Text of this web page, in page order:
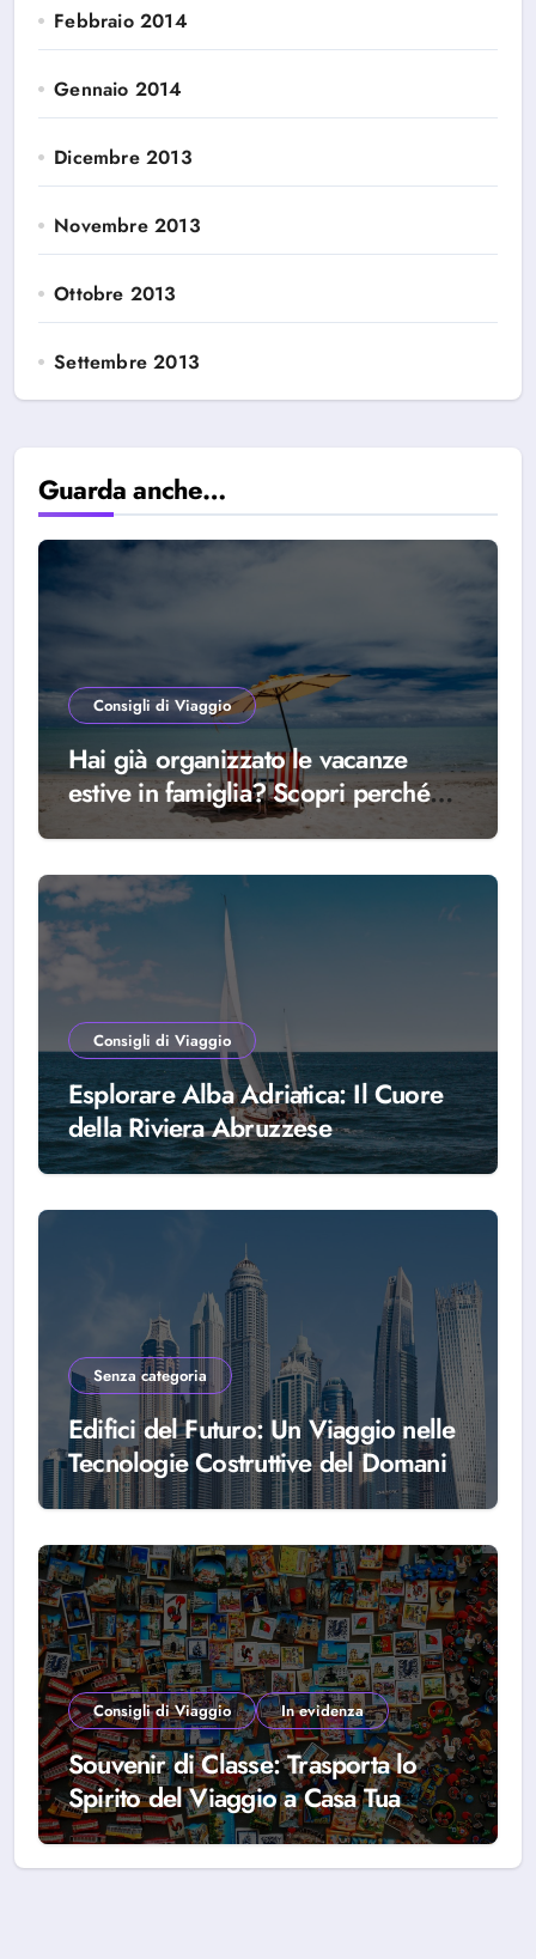
Febbraio 2014
Gennaio 2014
Dicembre 2013
Novembre 2013
Ottobre 2013
Settembre 2013
Guarda anche…
Consigli di Viaggio
Hai già organizzato le vacanze
estive in famiglia? Scopri perché
scegliere Alba Adriatica
Consigli di Viaggio
Esplorare Alba Adriatica: Il Cuore
della Riviera Abruzzese
Senza categoria
Edifici del Futuro: Un Viaggio nelle
Tecnologie Costruttive del Domani
Consigli di Viaggio In evidenza
Souvenir di Classe: Trasporta lo
Spirito del Viaggio a Casa Tua